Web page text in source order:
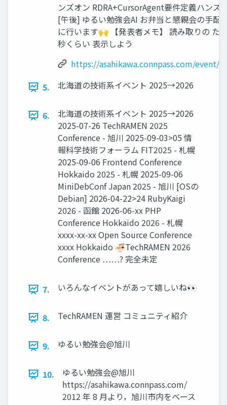
ンズオン RDRA+CursorAgent要件定義ハンズ
[午後] ゆるい勉強会AI お弁当と懇親会の手配
に行います🙌 【発表者メモ】 読み取りの た
秒くらい 表示しよう
https://asahikawa.connpass.com/event/
5.
北海道の技術系イベント 2025→2026
6.
北海道の技術系イベント 2025→2026
2025-07-26 TechRAMEN 2025
Conference - 旭川 2025-09-03>05 情
報科学技術フォーラム FIT2025 - 札幌
2025-09-06 Frontend Conference
Hokkaido 2025 - 札幌 2025-09-06
MiniDebConf Japan 2025 - 旭川 [OSの
Debian] 2026-04-22>24 RubyKaigi
2026 - 函館 2026-06-xx PHP
Conference Hokkaido 2026 - 札幌
xxxx-xx-xx Open Source Conference
xxxx Hokkaido 🍜TechRAMEN 2026
Conference ……? 完全未定
7. いろんなイベントがあって嬉しいね👀
8. TechRAMEN 運営 コミュニティ紹介
9. ゆるい勉強会@旭川
10.
ゆるい勉強会@旭川
https://asahikawa.connpass.com/
2012 年 8 月より，旭川市内をベース